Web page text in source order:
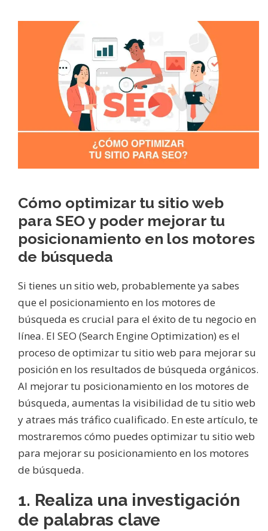
Cómo optimizar tu sitio web
para SEO y poder mejorar tu
posicionamiento en los motores
de búsqueda
Si tienes un sitio web, probablemente ya sabes
que el posicionamiento en los motores de
búsqueda es crucial para el éxito de tu negocio en
línea. El SEO (Search Engine Optimization) es el
proceso de optimizar tu sitio web para mejorar su
posición en los resultados de búsqueda orgánicos.
Al mejorar tu posicionamiento en los motores de
búsqueda, aumentas la visibilidad de tu sitio web
y atraes más tráfico cualificado. En este artículo, te
mostraremos cómo puedes optimizar tu sitio web
para mejorar su posicionamiento en los motores
de búsqueda.
1. Realiza una investigación
de palabras clave